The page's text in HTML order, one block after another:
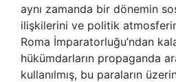
aynı zamanda bir dönemin
ilişkilerini ve politik
Roma İmparatorluğu’ndan
hükümdarların propaganda
kullanılmış, bu paraların